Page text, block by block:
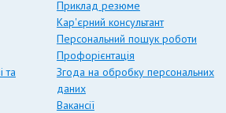
та
Приклад резюме
Кар'єрний консультант
Персональний пошук роботи
Профорієнтація
Згода на обробку персональних
даних
Вакансії